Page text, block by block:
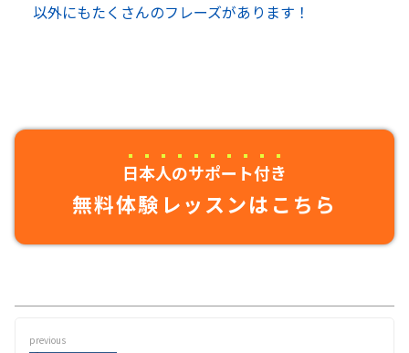
以外にもたくさんのフレーズがあります！
日本人のサポート付き
無料体験レッスンはこちら
previous